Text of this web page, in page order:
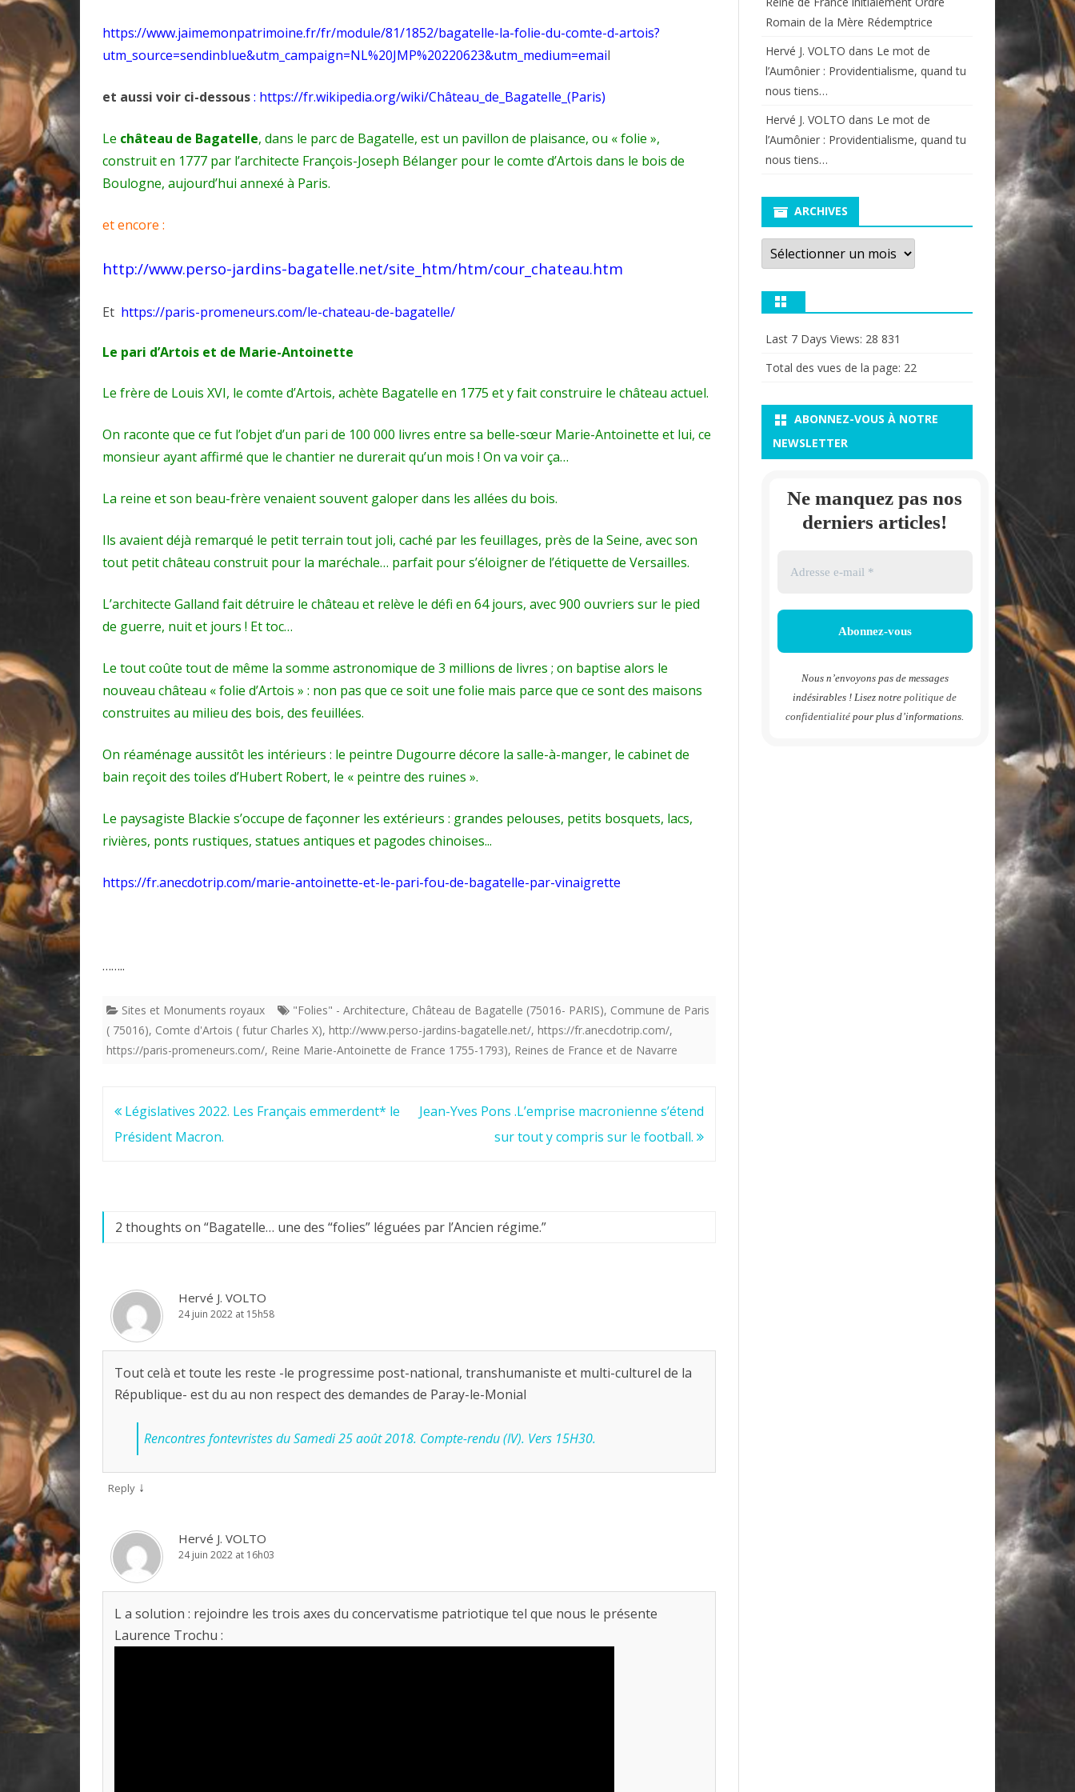
https://www.jaimemonpatrimoine.fr/fr/module/81/1852/bagatelle-la-folie-du-comte-d-artois?
utm_source=sendinblue&utm_campaign=NL%20JMP%20220623&utm_medium=email
et aussi voir ci-dessous: https://fr.wikipedia.org/wiki/Château_de_Bagatelle_(Paris)
Le château de Bagatelle, dans le parc de Bagatelle, est un pavillon de plaisance, ou «folie »,
construit en 1777 par l’architecte François-Joseph Bélanger pour le comte d’Artois dans le bois de
Boulogne, aujourd’hui annexé à Paris.
et encore :
http://www.perso-jardins-bagatelle.net/site_htm/htm/cour_chateau.htm
Et https://paris-promeneurs.com/le-chateau-de-bagatelle/
Le pari d’Artois et de Marie-Antoinette
Le frère de Louis XVI, le comte d’Artois, achète Bagatelle en 1775 et y fait construire le château actuel.
On raconte que ce fut l’objet d’un pari de 100 000 livres entre sa belle-sœur Marie-Antoinette et lui, ce
monsieur ayant affirmé que le chantier ne durerait qu’un mois ! On va voir ça…
La reine et son beau-frère venaient souvent galoper dans les allées du bois.
Ils avaient déjà remarqué le petit terrain tout joli, caché par les feuillages, près de la Seine, avec son
tout petit château construit pour la maréchale… parfait pour s’éloigner de l’étiquette de Versailles.
L’architecte Galland fait détruire le château et relève le défi en 64 jours, avec 900 ouvriers sur le pied
de guerre, nuit et jours ! Et toc…
Le tout coûte tout de même la somme astronomique de 3 millions de livres ; on baptise alors le
nouveau château « folie d’Artois » : non pas que ce soit une folie mais parce que ce sont des maisons
construites au milieu des bois, des feuillées.
On réaménage aussitôt les intérieurs : le peintre Dugourre décore la salle-à-manger, le cabinet de
bain reçoit des toiles d’Hubert Robert, le « peintre des ruines ».
Le paysagiste Blackie s’occupe de façonner les extérieurs : grandes pelouses, petits bosquets, lacs,
rivières, ponts rustiques, statues antiques et pagodes chinoises...
https://fr.anecdotrip.com/marie-antoinette-et-le-pari-fou-de-bagatelle-par-vinaigrette
……..
Sites et Monuments royaux "Folies" - Architecture, Château de Bagatelle (75016- PARIS), Commune de Paris
( 75016), Comte d'Artois ( futur Charles X), http://www.perso-jardins-bagatelle.net/, https://fr.anecdotrip.com/,
https://paris-promeneurs.com/, Reine Marie-Antoinette de France 1755-1793), Reines de France et de Navarre
Navigation
de
Législatives 2022. Les Français emmerdent* le
Président Macron.
Jean-Yves Pons .L’emprise macronienne s’étend
sur tout y compris sur le football.
2 thoughts on “Bagatelle… une des “folies” léguées par l’Ancien régime.”
Hervé J. VOLTO
24 juin 2022 at 15h58
Tout celà et toute les reste -le progressime post-national, transhumaniste et multi-culturel de la
République- est du au non respect des demandes de Paray-le-Monial
Rencontres fontevristes du Samedi 25 août 2018. Compte-rendu (IV). Vers 15H30.
Reply ↓
Hervé J. VOLTO
24 juin 2022 at 16h03
L a solution : rejoindre les trois axes du concervatisme patriotique tel que nous le présente
Laurence Trochu :
Romain de la Mère Rédemptrice
Hervé J. VOLTO dans Le mot de
l’Aumônier : Providentialisme, quand tu
nous tiens…
Hervé J. VOLTO dans Le mot de
l’Aumônier : Providentialisme, quand tu
nous tiens…
ARCHIVES
Archives
Last 7 Days Views: 28 831
Total des vues de la page: 22
ABONNEZ-VOUS À NOTRE
NEWSLETTER
Ne manquez pas nos
derniers articles!
Nous n’envoyons pas de messages
indésirables ! Lisez notrepolitique de
confidentialité pour plus d’informations.